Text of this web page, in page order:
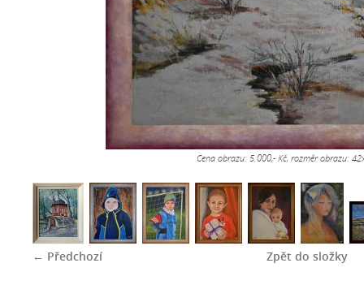
Cena obrazu: 5.000,- Kč, rozměr obrazu:
← Předchozí Zpět do složky